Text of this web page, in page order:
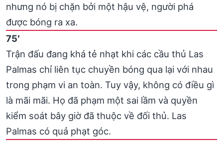
nhưng nó bị chặn bởi một hậu vệ, người phá
được bóng ra xa.
75′
Trận đấu đang khá tẻ nhạt khi các cầu thủ Las
Palmas chỉ liên tục chuyền bóng qua lại với nhau
trong phạm vi an toàn. Tuy vậy, không có điều gì
là mãi mãi. Họ đã phạm một sai lầm và quyền
kiểm soát bây giờ đã thuộc về đối thủ. Las
Palmas có quả phạt góc.